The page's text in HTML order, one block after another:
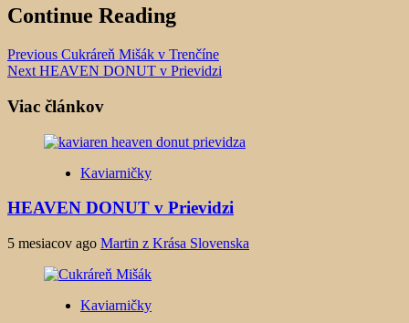
Continue Reading
Previous Cukráreň Mišák v Trenčíne
Next HEAVEN DONUT v Prievidzi
Viac článkov
Kaviarničky
HEAVEN DONUT v Prievidzi
5 mesiacov ago Martin z Krása Slovenska
Kaviarničky